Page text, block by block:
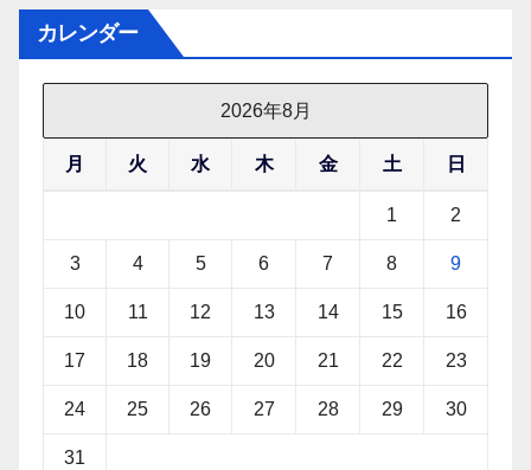
カレンダー
2026年8月
月 火 水 木 金 土 日
1 2
3 4 5 6 7 8 9
10 11 12 13 14 15 16
17 18 19 20 21 22 23
24 25 26 27 28 29 30
31